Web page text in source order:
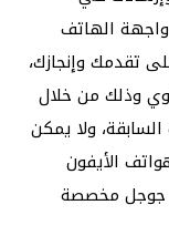
الهاتف
تقدمك وإنجازك،
وذلك من خلال
ولا يمكن
الأيفون
جوجل مخصصة